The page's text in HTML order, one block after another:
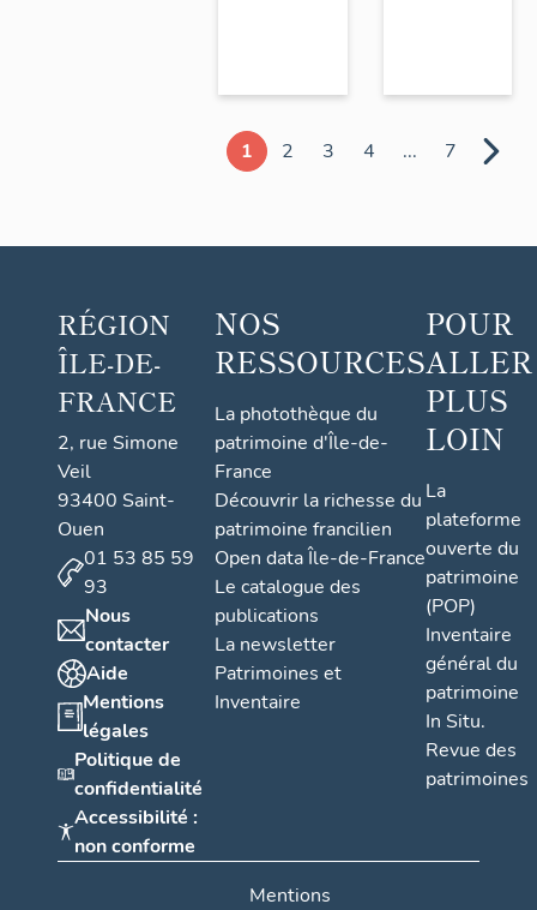
1 2 3 4 ... 7
RÉGION
ÎLE-DE-
FRANCE
2, rue Simone
Veil
93400 Saint-
Ouen
01 53 85 59
93
Nous
contacter
Aide
Mentions
légales
Politique de
confidentialité
Accessibilité :
non conforme
NOS
RESSOURCES
La photothèque du
patrimoine d'Île-de-
France
Découvrir la richesse du
patrimoine francilien
Open data Île-de-France
Le catalogue des
publications
La newsletter
Patrimoines et
Inventaire
POUR
ALLER
PLUS
LOIN
La
plateforme
ouverte du
patrimoine
(POP)
Inventaire
général du
patrimoine
In Situ.
Revue des
patrimoines
Mentions